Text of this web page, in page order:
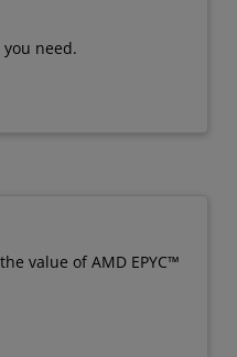
need.
value of AMD EPYC™